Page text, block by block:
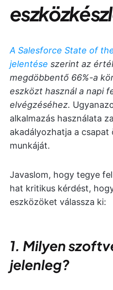
A Salesforce State of
jelentése szerint az
megdöbbentő 66%-a
eszközt használ a napi
elvégzéséhez.
alkalmazás használata
akadályozhatja a csapat
munkáját.
Javaslom, hogy tegye
hat kritikus kérdést,
eszközöket válassza ki:
1. Milyen
jelenleg?